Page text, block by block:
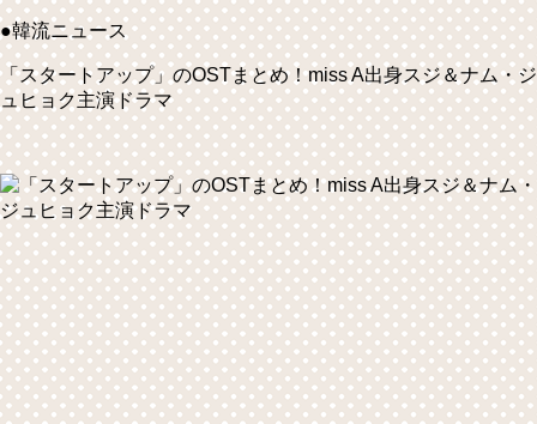
●韓流ニュース
「スタートアップ」のOSTまとめ！miss A出身スジ＆ナム・ジ
ュヒョク主演ドラマ